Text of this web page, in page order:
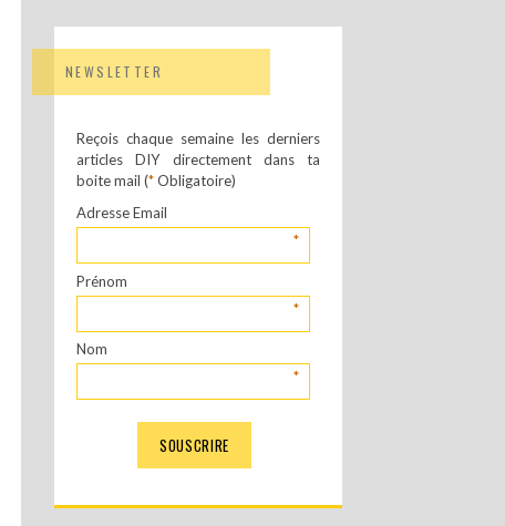
NEWSLETTER
Reçois chaque semaine les derniers
articles DIY directement dans ta
boite mail (*Obligatoire)
Adresse Email
*
Prénom
*
Nom
*